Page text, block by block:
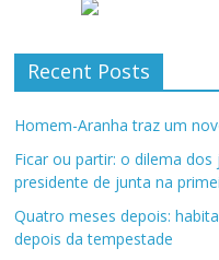
Recent Posts
Homem-Aranha traz um
Ficar ou partir: o dilema
presidente de junta na
Quatro meses depois:
depois da tempestade